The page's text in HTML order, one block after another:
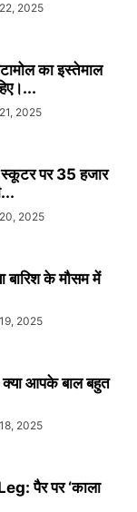
2025
का इस्तेमाल
2025
पर 35 हजार
2025
के मौसम में
2025
आपके बाल बहुत
2025
पैर पर ‘काला